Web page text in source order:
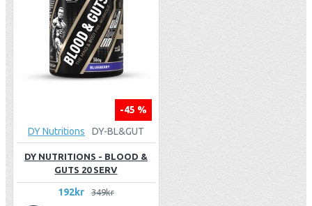
-45 %
DY Nutritions
DY-BL&GUT
DY NUTRITIONS - BLOOD &
GUTS 20 SERV
192kr 349kr